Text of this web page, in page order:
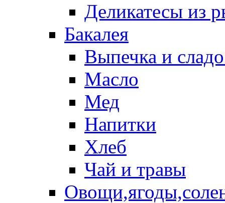
Деликатесы из
Бакалея
Выпечка и
Масло
Мед
Напитки
Хлеб
Чай и травы